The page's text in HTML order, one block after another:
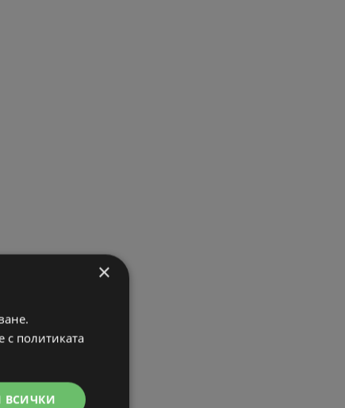
×
с политиката
ВСИЧКИ